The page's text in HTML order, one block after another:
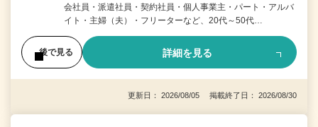
会社員・派遣社員・契約社員・個人事業主・パート・アルバ
イト・主婦（夫）・フリーターなど、20代～50代…
後で見る 詳細を見る
更新日： 2026/08/05 掲載終了日： 2026/08/30